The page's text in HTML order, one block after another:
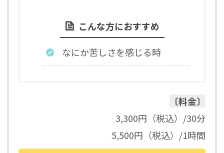
こんな方におすすめ
なにか苦しさを感じる時
〔料金〕
3,300円（税込）/30分
5,500円（税込）/1時間